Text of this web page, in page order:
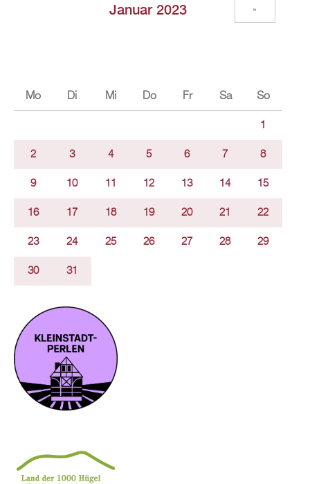
Januar 2023 »
Mo Di Mi Do Fr Sa So
1
2 3 4 5 6 7 8
9 10 11 12 13 14 15
16 17 18 19 20 21 22
23 24 25 26 27 28 29
30 31